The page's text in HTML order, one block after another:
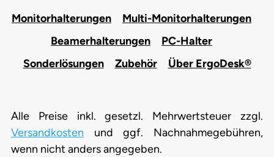
Monitorhalterungen
Multi-Monitorhalterungen
Beamerhalterungen
PC-Halter
Sonderlösungen
Zubehör Über ErgoDesk®
Alle Preise inkl. gesetzl. Mehrwertsteuer zzgl.
Versandkosten und ggf. Nachnahmegebühren,
wenn nicht anders angegeben.